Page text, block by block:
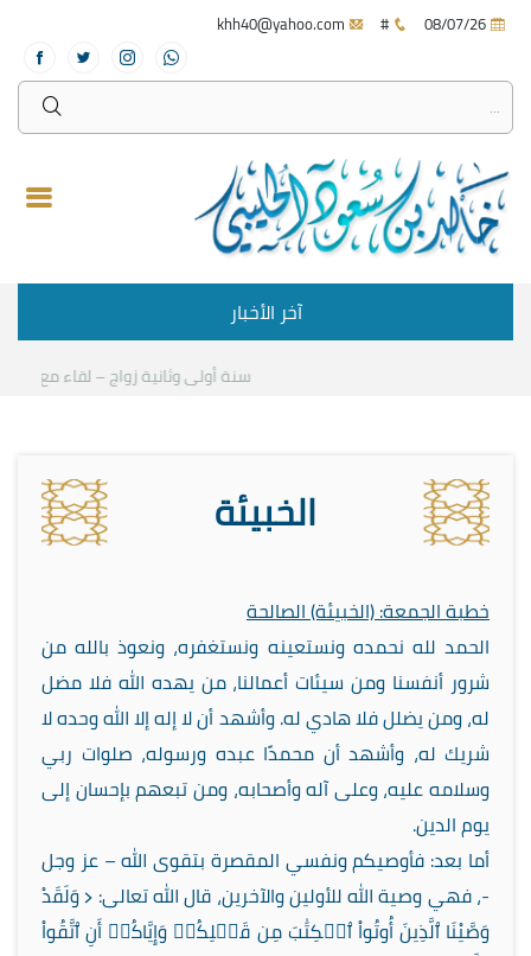
#
آخر الأخبار
سنة أولى وثانية زواج – لقاء مع د.خالد
الخبيئة
خطبة الجمعة: (الخبيئة) الصالحة
الحمد لله نحمده ونستعينه ونستغفره، ونعوذ بالله من
شرور أنفسنا ومن سيئات أعمالنا، من يهده الله فلا مضل
له، ومن يضلل فلا هادي له. وأشهد أن لا إله إلا الله وحده لا
شريك له، وأشهد أن محمدًا عبده ورسوله، صلوات ربي
وسلامه عليه، وعلى آله وأصحابه، ومن تبعهم بإحسان إلى
يوم الدين.
أما بعد: فأوصيكم ونفسي المقصرة بتقوى الله – عز وجل
-، فهي وصية الله للأولين والآخرين، قال الله تعالى: ﴿ وَلَقَدْ
وَصَّيْنَا ٱلَّذِينَ أُوتُواْ ٱلۡكِتَٰبَ مِن قَبۡلِكُمۡ وَإِيَّاكُمۡ أَنِ ٱتَّقُواْ